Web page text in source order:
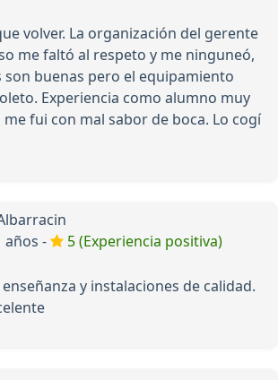
volver. La organización del gerente
me faltó al respeto y me ninguneó,
son buenas pero el equipamiento
Experiencia como alumno muy
fui con mal sabor de boca. Lo cogí
años -
5 (Experiencia positiva)
y instalaciones de calidad.